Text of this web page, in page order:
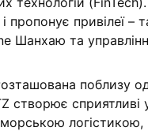
пропонує привілеї –
Шанхаю та
поблизу
створює сприятливі